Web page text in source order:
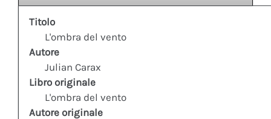
Titolo
L'ombra del vento
Autore
Julian Carax
Libro originale
L'ombra del vento
Autore originale